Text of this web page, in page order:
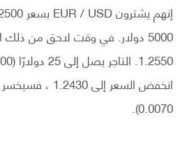
5000 دولار. في وقت لاحق من ذلك
0.0070).